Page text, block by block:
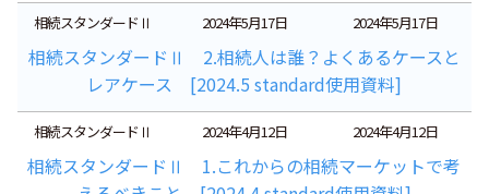
相続スタンダードⅡ 2024年5月17日 2024年5月17日
相続スタンダードⅡ 2.相続人は誰？よくあるケースと
レアケース [2024.5 standard使用資料]
相続スタンダードⅡ 2024年4月12日 2024年4月12日
相続スタンダードⅡ 1.これからの相続マーケットで考